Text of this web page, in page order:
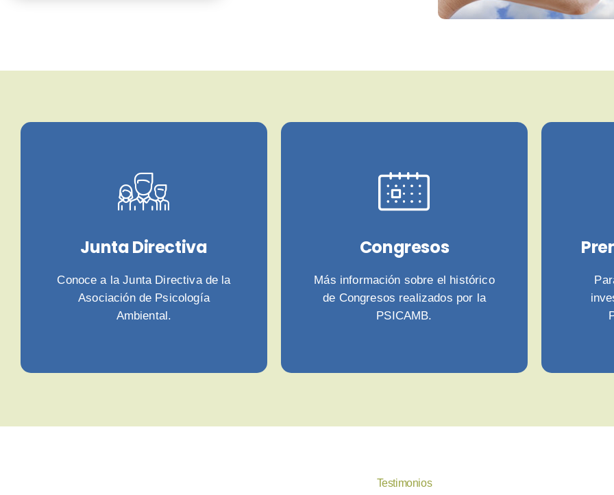
Junta Directiva
Conoce a la Junta Directiva de la
Asociación de Psicología
Ambiental.
Congresos
Más información sobre el histórico
de Congresos realizados por la
PSICAMB.
Testimonios